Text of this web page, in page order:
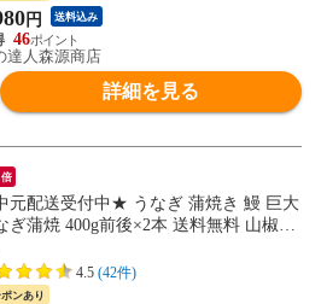
円 送料込み
46
達人森源商店
詳細を見る
元配送受付中★ うなぎ 蒲焼き 鰻 巨大
ぎ蒲焼 400g前後×2本 送料無料 山椒鰻
付 超特大お取り寄せグルメ 食品 ギフ
鮮 衝撃価格 お祝い 土用丑【最安値！
円→半額以上4980円セール】
4.5 (42件)
ンあり